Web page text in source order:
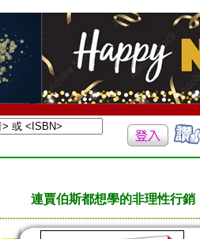
連賈伯斯都想學的非理性行